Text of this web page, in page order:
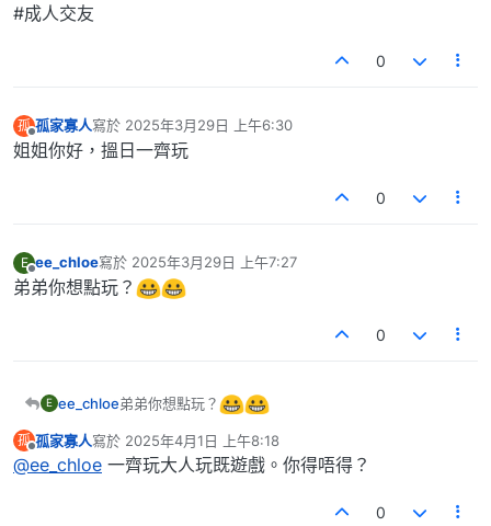
#成人交友
0
孤
離線
孤家寡人寫於 2025年3月29日 上午6:30
最後由 編輯
姐姐你好，搵日一齊玩
0
E
離線
ee_chloe寫於 2025年3月29日 上午7:27
最後由 編輯
弟弟你想點玩？
0
E ee_chloe弟弟你想點玩？
孤 孤家寡人寫於 2025年4月1日 上午8:18
最後由 編輯
@ee_chloe 一齊玩大人玩既遊戲。你得唔得？
0